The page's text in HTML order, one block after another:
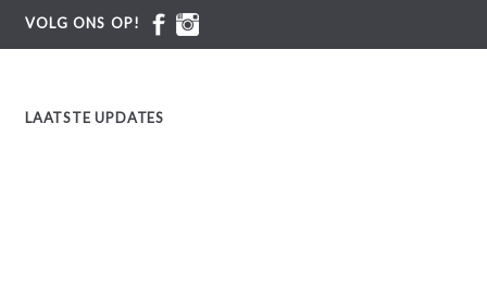
VOLG ONS OP!
LAATSTE UPDATES